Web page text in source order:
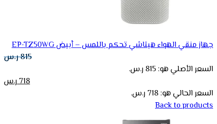
جهاز منقي الهواء هيتاشي تحكم باللمس – أبيض EP-TZ50WG
815ر.س
السعر الأصلي هو: 815 ر.س.
718ر.س
السعر الحالي هو: 718 ر.س.
Back to products